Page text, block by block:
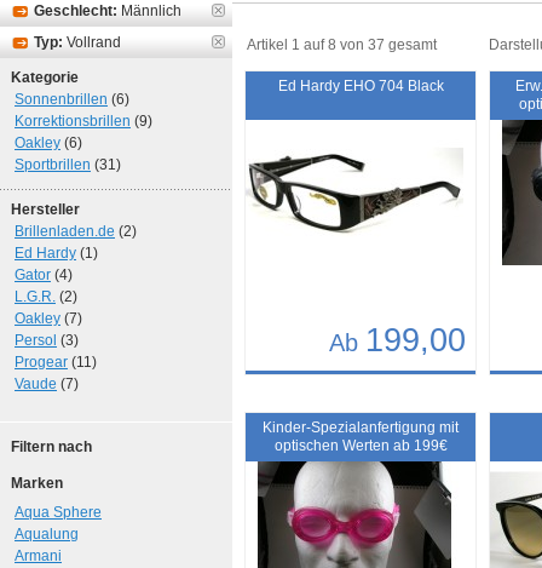
Artikel 1 auf 8 von 37 gesamt
Ed Hardy EHO 704 Black
Ab 199,00
Art.-Nr.: 7068 Art.-
Kinder-Spezialanfertigung mit
optischen Werten ab 199€
Geschlecht: Männlich
Typ: Vollrand
Kategorie
Sonnenbrillen (6)
Korrektionsbrillen (9)
Oakley (6)
Sportbrillen (31)
Hersteller
Brillenladen.de (2)
Ed Hardy (1)
Gator (4)
L.G.R. (2)
Oakley (7)
Persol (3)
Progear (11)
Vaude (7)
Filtern nach
Marken
Aqua Sphere
Aqualung
Armani